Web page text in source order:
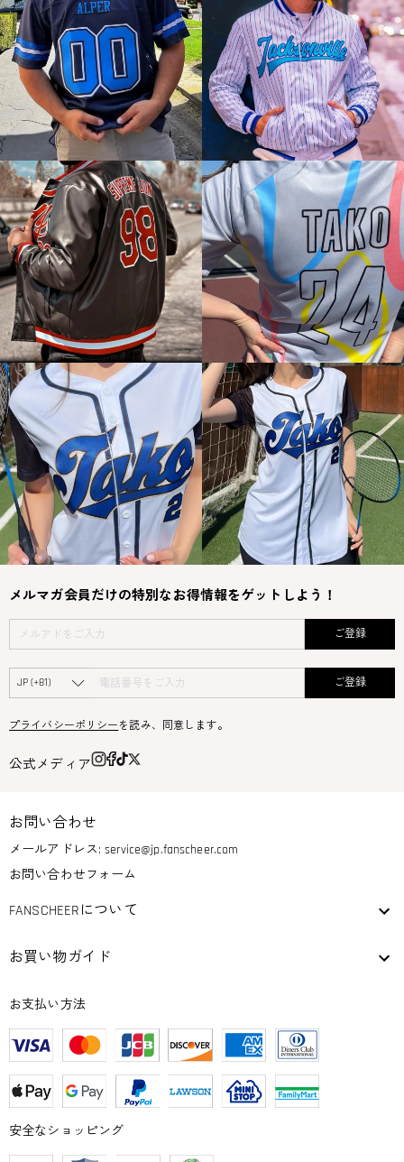
メルマガ会員だけの特別なお得情報をゲットしよう！
ご登録
ご登録
プライバシーポリシー を読み、同意します。
公式メディア
お問い合わせ
メールアドレス:service@jp.fanscheer.com
お問い合わせフォーム
FANSCHEERについて
お買い物ガイド
お支払い方法
安全なショッピング